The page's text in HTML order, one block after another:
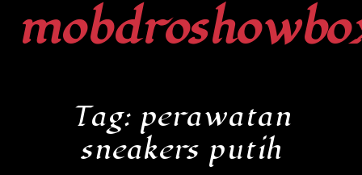
Tag: perawatan
sneakers putih